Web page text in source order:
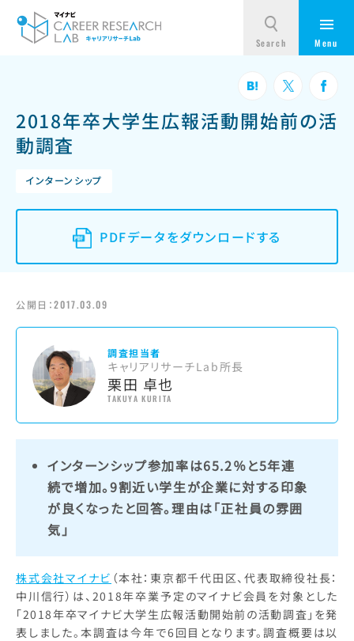
2018年卒大学生広報活動開始前の活
動調査
インターンシップ
PDFデータをダウンロードする
公開日：2017.03.09
調査担当者
キャリアリサーチLab所長
栗田 卓也
TAKUYA KURITA
インターンシップ参加率は65.2％と5年連
続で増加。9割近い学生が企業に対する印象
が良くなったと回答。理由は「正社員の雰囲
気」
株式会社マイナビ （本社：東京都千代田区、代表取締役社長：
中川信行）は、2018年卒業予定のマイナビ会員を対象とした
「2018年卒マイナビ大学生広報活動開始前の活動調査」を発
表しました。本調査は今年で6回目となります。調査概要は以